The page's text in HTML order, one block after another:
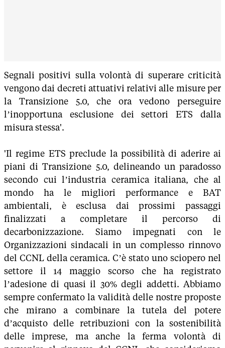
Segnali positivi sulla volontà di superare criticità
vengono dai decreti attuativi relativi alle misure per
la Transizione 5.0, che ora vedono perseguire
l’inopportuna esclusione dei settori ETS dalla
misura stessa'.
'Il regime ETS preclude la possibilità di aderire ai
piani di Transizione 5.0, delineando un paradosso
secondo cui l’industria ceramica italiana, che al
mondo ha le migliori performance e BAT
ambientali, è esclusa dai prossimi passaggi
finalizzati a completare il percorso di
decarbonizzazione. Siamo impegnati con le
Organizzazioni sindacali in un complesso rinnovo
del CCNL della ceramica. C’è stato uno sciopero nel
settore il 14 maggio scorso che ha registrato
l’adesione di quasi il 30% degli addetti. Abbiamo
sempre confermato la validità delle nostre proposte
che mirano a combinare la tutela del potere
d’acquisto delle retribuzioni con la sostenibilità
delle imprese, ma anche la ferma volontà di